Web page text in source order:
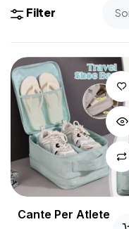
Filter
Cante Per Atlete